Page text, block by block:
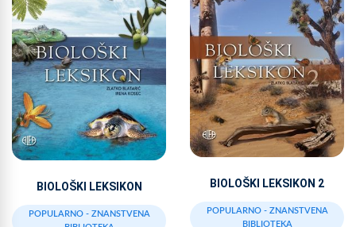
BIOLOŠKI LEKSIKON
POPULARNO - ZNANSTVENA
BIOLOŠKI LEKSIKON 2
POPULARNO - ZNANSTVENA
BIBLIOTEKA